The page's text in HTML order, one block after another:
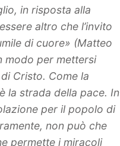
in risposta alla
altro che l’invito
di cuore» (Matteo
modo per mettersi
Cristo. Come la
la strada della pace. In
per il popolo di
non può che
permette i miracoli